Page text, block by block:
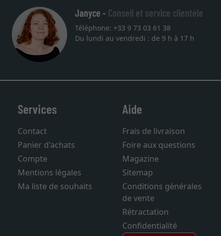
Janyce - Conseil et service clientèle
Téléphone: +33 9 73 03 61 38
Du lundi au vendredi : de 9 h à 17 h
Services
Contact
Panier d'achats
Compte
Mentions légales
Ma liste de souhaits
Aide
Frais de livraison
Foire aux questions
Magazine
Sitemap
Conditions générales
de vente
Rétractation
Confidentialité